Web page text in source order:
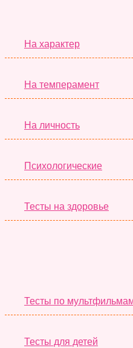
На характер
На темперамент
На личность
Психологические
Тесты на здоровье
Тесты по
Тесты для детей